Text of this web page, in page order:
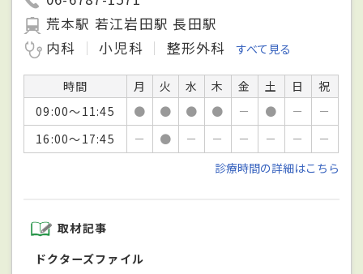
荒本駅 若江岩田駅 長田駅
内科
小児科 整形外科 すべて見る
時間 月 火 水 木 金 土 日
祝
09:00～11:45
● ● ● ● － ● －
－
16:00～17:45
－ ● － － － － －
－
診療時間の詳細はこちら
取材記事
ドクターズファイル